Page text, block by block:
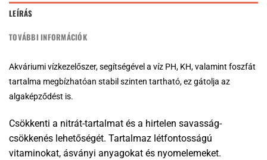
LEÍRÁS
TOVÁBBI INFORMÁCIÓK
Akváriumi vízkezelőszer, segítségével a víz PH, KH, valamint foszfát
tartalma megbízhatóan stabil szinten tartható, ez gátolja az
algaképződést is.
Csökkenti a nitrát-tartalmat és a hirtelen savasság-
csökkenés lehetőségét. Tartalmaz létfontosságú
vitaminokat, ásványi anyagokat és nyomelemeket.